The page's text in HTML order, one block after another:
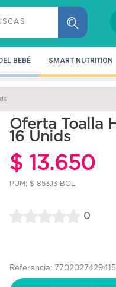
BEBÉ SMART NUTRITION
Oferta Toalla
16 Unids
$ 13.650
PUM: $ 853.13 BOL
0
Referencia: 7702027429415